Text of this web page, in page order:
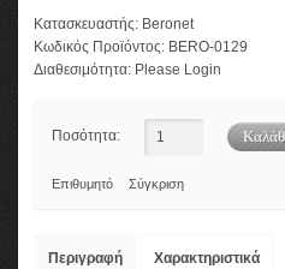
Κατασκευαστής: Beronet
Κωδικός Προϊόντος: BERO-0129
Διαθεσιμότητα: Please Login
Ποσότητα:
Επιθυμητό Σύγκριση
Περιγραφή Χαρακτηριστικά